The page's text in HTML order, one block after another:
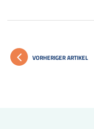
VORHERIGER ARTIKEL